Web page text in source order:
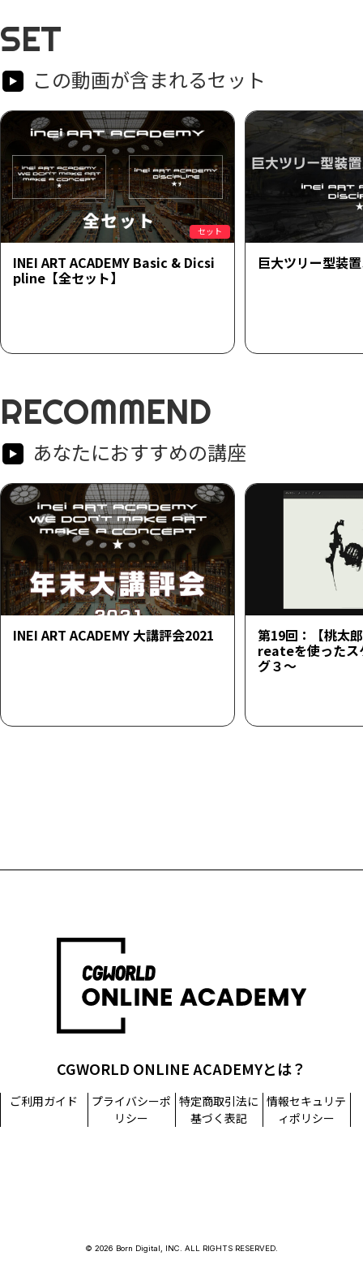
SET
この動画が含まれるセット
セット
INEI ART ACADEMY Basic & Dicsi
pline【全セット】
巨大ツリー型装
RECOMMEND
あなたにおすすめの講座
INEI ART ACADEMY 大講評会2021 第19回：【桃太
reateを使ったス
グ３～
CGWORLD ONLINE ACADEMYとは？
ご利用ガイド
プライバシーポ
リシー
特定商取引法に
基づく表記
情報セキュリテ
ィポリシー
© 2026 Born Digital, INC. ALL RIGHTS RESERVED.